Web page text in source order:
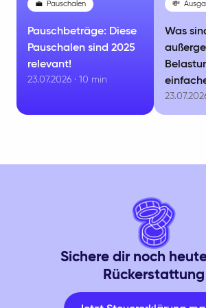
💼 Pauschalen
Pauschbeträge: Diese
Pauschalen sind 2025
relevant!
23.07.2026 · 10 min
💸
Was
Sichere dir noch
Rückerstattung